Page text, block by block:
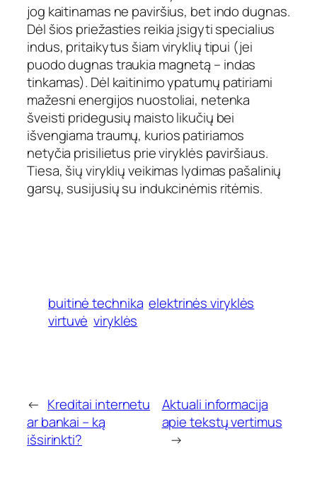
jog kaitinamas ne paviršius, bet indo dugnas.
Dėl šios priežasties reikia įsigyti specialius
indus, pritaikytus šiam viryklių tipui (jei
puodo dugnas traukia magnetą – indas
tinkamas). Dėl kaitinimo ypatumų patiriami
mažesni energijos nuostoliai, netenka
šveisti pridegusių maisto likučių bei
išvengiama traumų, kurios patiriamos
netyčia prisilietus prie viryklės paviršiaus.
Tiesa, šių viryklių veikimas lydimas pašalinių
garsų, susijusių su indukcinėmis ritėmis.
buitinė technika elektrinės viryklės
virtuvė viryklės
← Kreditai internetu
ar bankai – ką
išsirinkti?
Aktuali informacija
apie tekstų vertimus
→